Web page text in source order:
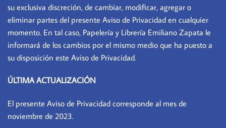
su exclusiva discreción, de cambiar, modificar, agregar o
eliminar partes del presente Aviso de Privacidad en cualquier
momento. En tal caso, Papelería y Librería Emiliano Zapata le
informará de los cambios por el mismo medio que ha puesto a
su disposición este Aviso de Privacidad.
ÚLTIMA ACTUALIZACIÓN
El presente Aviso de Privacidad corresponde al mes de
noviembre de 2023.